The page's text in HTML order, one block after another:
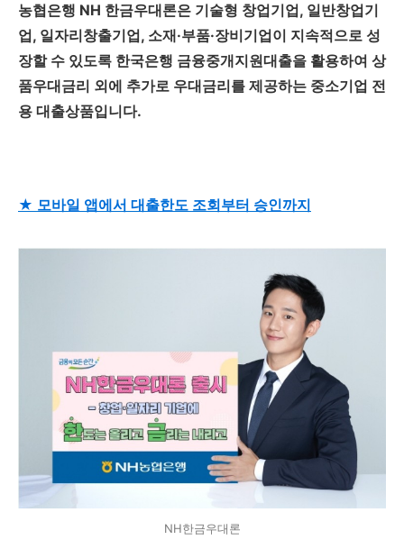
농협은행 NH 한금우대론은 기술형 창업기업, 일반창업기
업, 일자리창출기업, 소재·부품·장비기업이 지속적으로 성
장할 수 있도록 한국은행 금융중개지원대출을 활용하여 상
품우대금리 외에 추가로 우대금리를 제공하는 중소기업 전
용 대출상품입니다.
★ 모바일 앱에서 대출한도 조회부터 승인까지
NH한금우대론